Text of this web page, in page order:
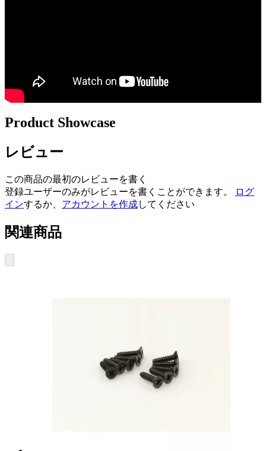
Product Showcase
レビュー
この商品の最初のレビューを書く
登録ユーザーのみがレビューを書くことができます。
ログ
インするか、 アカウントを作成してください
関連商品